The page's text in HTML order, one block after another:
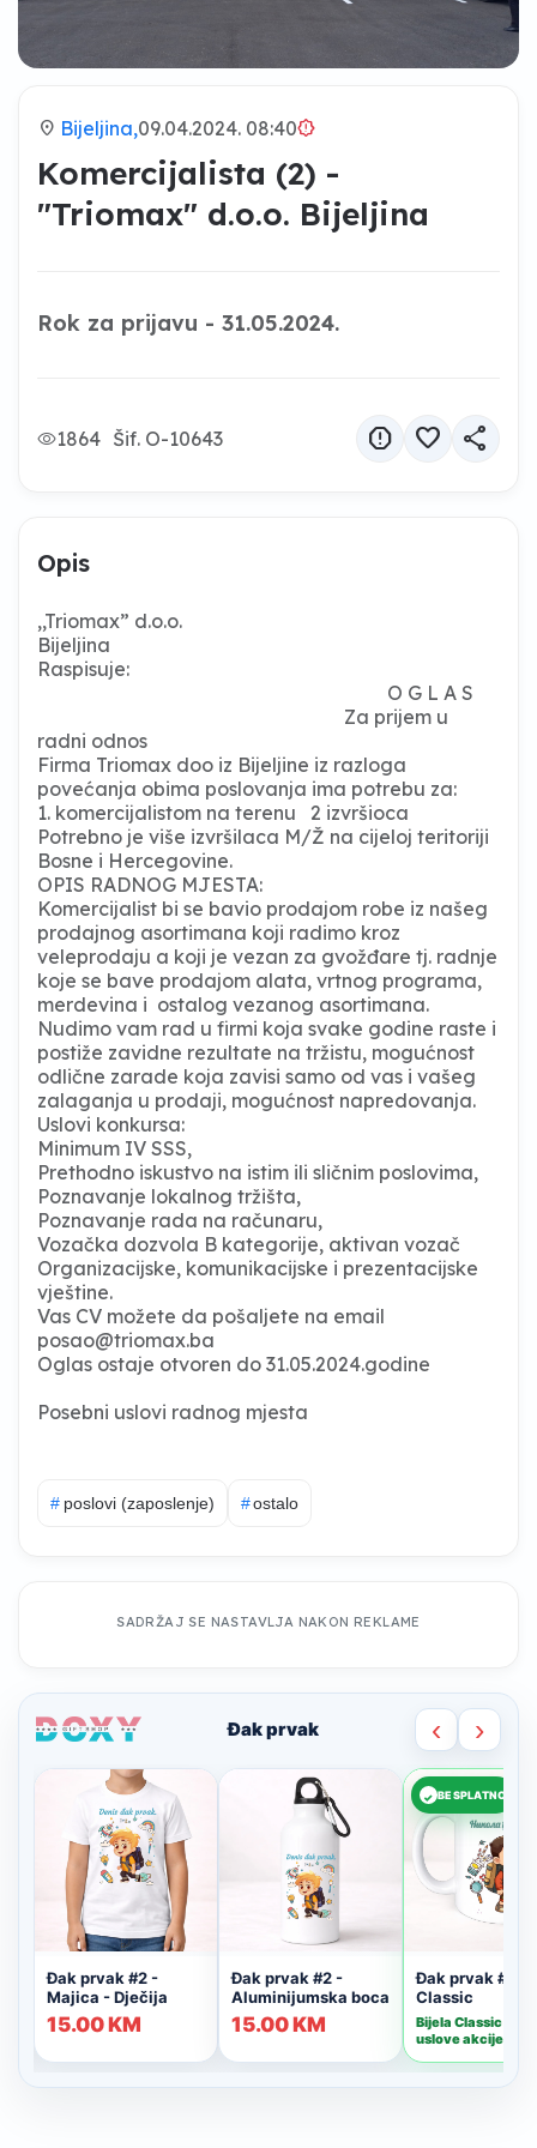
location_on Bijeljina,09.04.2024. 08:40brightness_alert
Komercijalista (2) -
"Triomax" d.o.o. Bijeljina
Rok za prijavu - 31.05.2024.
1864 Šif. O-10643 report favorite share
Opis
,,Triomax” d.o.o.
Bijeljina
Raspisuje:
O G L A S
Za prijem u
radni odnos
Firma Triomax doo iz Bijeljine iz razloga
povećanja obima poslovanja ima potrebu za:
1. komercijalistom na terenu 2 izvršioca
Potrebno je više izvršilaca M/Ž na cijeloj teritoriji
Bosne i Hercegovine.
OPIS RADNOG MJESTA:
Komercijalist bi se bavio prodajom robe iz našeg
prodajnog asortimana koji radimo kroz
veleprodaju a koji je vezan za gvožđare tj. radnje
koje se bave prodajom alata, vrtnog programa,
merdevina i ostalog vezanog asortimana.
Nudimo vam rad u firmi koja svake godine raste i
postiže zavidne rezultate na tržistu, mogućnost
odlične zarade koja zavisi samo od vas i vašeg
zalaganja u prodaji, mogućnost napredovanja.
Uslovi konkursa:
Minimum IV SSS,
Prethodno iskustvo na istim ili sličnim poslovima,
Poznavanje lokalnog tržišta,
Poznavanje rada na računaru,
Vozačka dozvola B kategorije, aktivan vozač
Organizacijske, komunikacijske i prezentacijske
vještine.
Vas CV možete da pošaljete na email
posao@triomax.ba
Oglas ostaje otvoren do 31.05.2024.godine
Posebni uslovi radnog mjesta
# poslovi (zaposlenje) #ostalo
SADRŽAJ SE NASTAVLJA NAKON REKLAME